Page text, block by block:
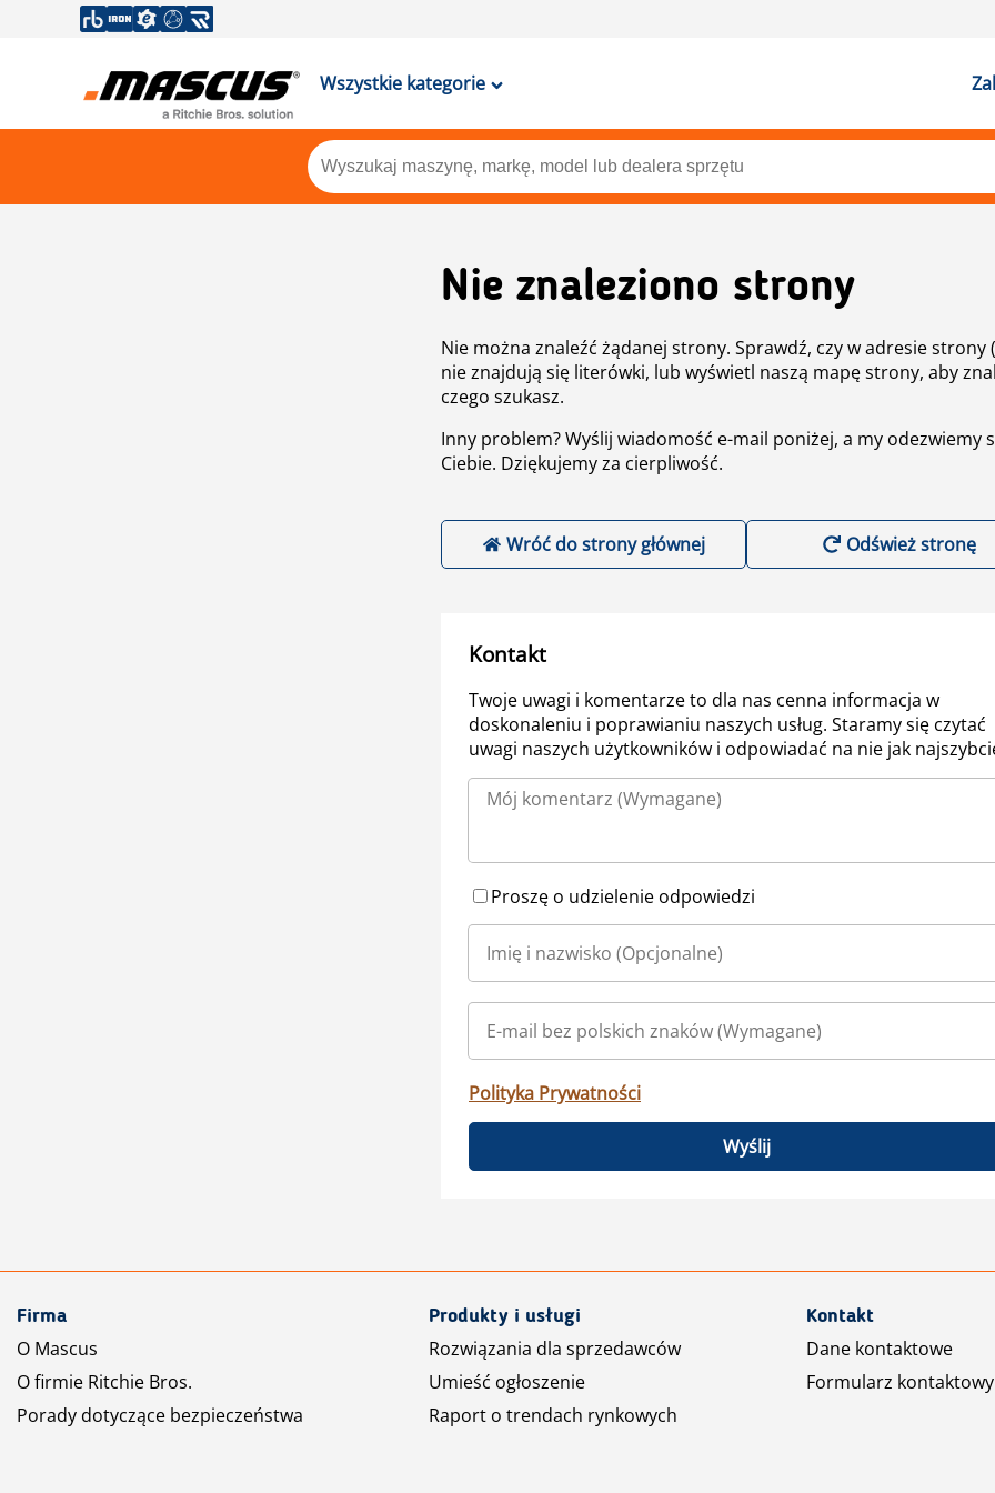
Wszystkie kategorie
Nie znaleziono strony
Nie można znaleźć żądanej strony. Sprawdź, czy w adresie strony
nie znajdują się literówki, lub wyświetl naszą mapę strony, aby
czego szukasz.
Inny problem? Wyślij wiadomość e-mail poniżej, a my odezwiemy
Ciebie. Dziękujemy za cierpliwość.
Wróć do strony głównej Odśwież stronę
Kontakt
Twoje uwagi i komentarze to dla nas cenna informacja w
doskonaleniu i poprawianiu naszych usług. Staramy się czytać
uwagi naszych użytkowników i odpowiadać na nie jak
Proszę o udzielenie odpowiedzi
Polityka Prywatności
Wyślij
Firma
O Mascus
O firmie Ritchie Bros.
Porady dotyczące bezpieczeństwa
Produkty i usługi
Rozwiązania dla sprzedawców
Umieść ogłoszenie
Raport o trendach rynkowych
Kontakt
Dane kontaktowe
Formularz kontaktowy